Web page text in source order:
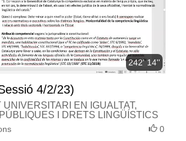
242' 14''
4/2/23)
EN IGUALTAT,
I DRETS LINGÜÍSTICS
0